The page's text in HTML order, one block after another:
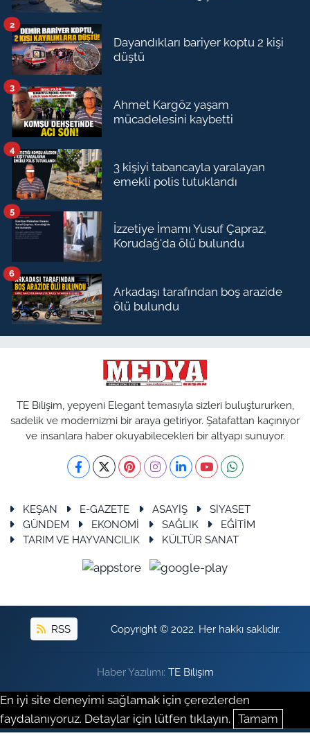
Dayandıkları bariyer koptu 2 kişi
düştü
2
Ahmet Kargöz yaşam
mücadelesini kaybetti
3
3 kişiyi tabancayla yaralayan
emekli polis tutuklandı
4
İzzetiye İmamı Yusuf Çapraz,
Korudağ'da ölü bulundu
5
Arkadaşı tarafından boş arazide
ölü bulundu
6
TE Bilişim, yepyeni Elegant temasıyla sizleri buluştururken,
sadelik ve modernizmi bir araya getiriyor. Şatafattan kaçınıyor
ve insanlara haber okuyabilecekleri bir altyapı sunuyor.
KEŞAN E-GAZETE ASAYİŞ
SİYASET
GÜNDEM
EKONOMİ SAĞLIK
EĞİTİM
TARIM VE HAYVANCILIK
KÜLTÜR SANAT
RSS Copyright © 2022. Her hakkı saklıdır.
Haber Yazılımı: TE Bilişim
En iyi site deneyimi sağlamak için çerezlerden
faydalanıyoruz. Detaylar için lütfen tıklayın. Tamam